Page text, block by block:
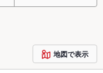
地図で表示